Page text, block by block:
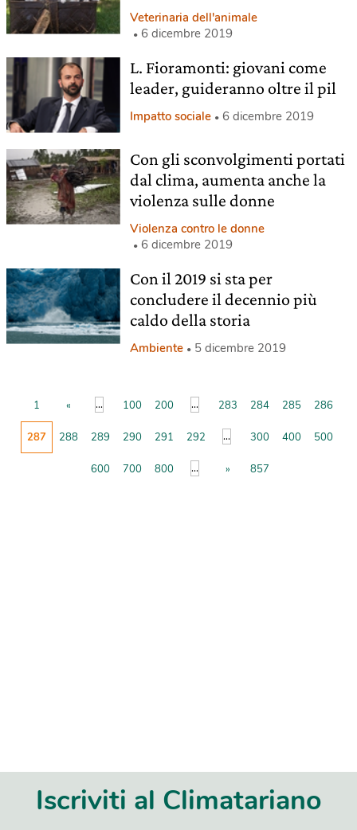
Veterinaria dell'animale
6 dicembre 2019
L. Fioramonti: giovani come
leader, guideranno oltre il pil
Impatto sociale 6 dicembre 2019
Con gli sconvolgimenti portati
dal clima, aumenta anche la
violenza sulle donne
Violenza contro le donne
6 dicembre 2019
Con il 2019 si sta per
concludere il decennio più
caldo della storia
Ambiente 5 dicembre 2019
1 « ... 100 200 ... 283 284 285 286
287 288 289 290 291 292 ... 300 400 500
600 700 800 ... » 857
Iscriviti al Climatariano